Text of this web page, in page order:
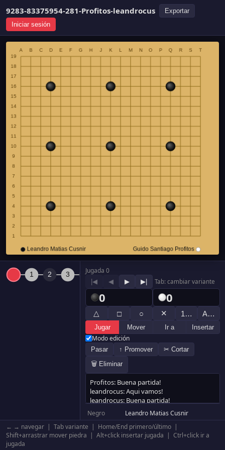
9283-83375954-281-Profitos-leandrocus
Exportar
Iniciar sesión
Jugada 0
|◀ ◀ ▶ ▶| Tab: cambiar variante
0 0
△ □ ○ ✕ 1… A…
Jugar Mover Ir a Insertar
Modo edición
Pasar ↑ Promover
✂ Cortar
🗑 Eliminar
Negro
Leandro Matias Cusnir
Blanco
Guido Santiago Profitos
Resultado
Blanco +10.5
← → navegar | Tab variante | Home/End primero/último |
Shift+arrastrar mover piedra | Alt+click insertar jugada | Ctrl+click ir a
jugada